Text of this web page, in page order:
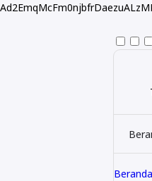
Beranda